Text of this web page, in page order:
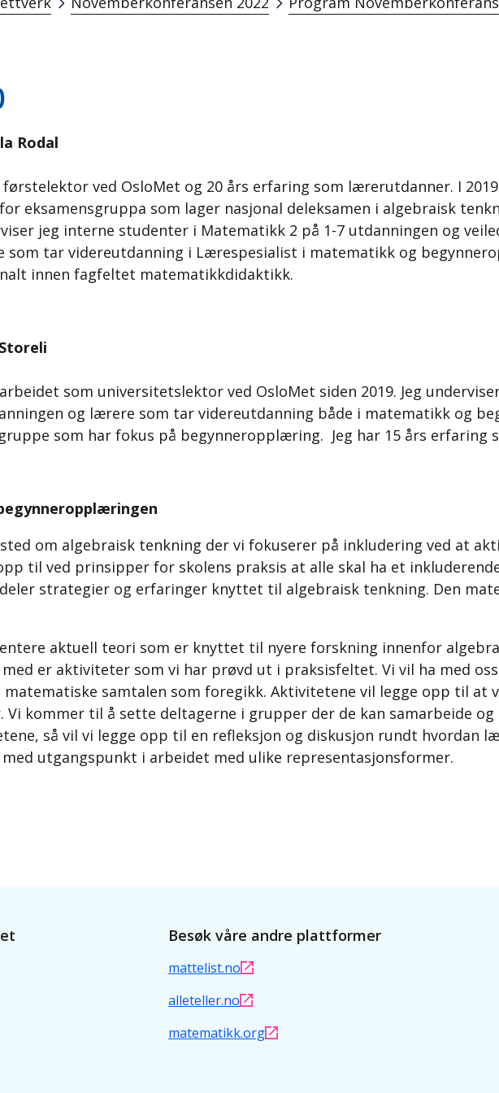
Rodal
førstelektor ved OsloMet og 20 års erfaring som lærerutdanner. I
eksamensgruppa som lager nasjonal deleksamen i algebraisk
jeg interne studenter i Matematikk 2 på 1-7 utdanningen og
som tar videreutdanning i Lærespesialist i matematikk og
innen fagfeltet matematikkdidaktikk.
arbeidet som universitetslektor ved OsloMet siden 2019. Jeg
og lærere som tar videreutdanning både i matematikk og
som har fokus på begynneropplæring. Jeg har 15 års erfaring
om algebraisk tenkning der vi fokuserer på inkludering ved at
til ved prinsipper for skolens praksis at alle skal ha et
strategier og erfaringer knyttet til algebraisk tenkning. Den
aktuell teori som er knyttet til nyere forskning innenfor
er aktiviteter som vi har prøvd ut i praksisfeltet. Vi vil ha med
matematiske samtalen som foregikk. Aktivitetene vil legge opp til
Vi kommer til å sette deltagerne i grupper der de kan samarbeide
så vil vi legge opp til en refleksjon og diskusjon rundt hvordan
utgangspunkt i arbeidet med ulike representasjonsformer.
Besøk våre andre plattformer
mattelist.no
alleteller.no
matematikk.org